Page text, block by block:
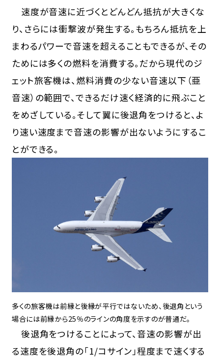
速度が音速に近づくとどんどん抵抗が大きくな
り、さらには衝撃波が発生する。もちろん抵抗を上
まわるパワーで音速を超えることもできるが、その
ためには多くの燃料を消費する。だから現代のジ
ェット旅客機は、燃料消費の少ない音速以下（亜
音速）の範囲で、できるだけ速く経済的に飛ぶこと
をめざしている。そして翼に後退角をつけると、よ
り速い速度まで音速の影響が出ないようにするこ
とができる。
多くの旅客機は前縁と後縁が平行ではないため、後退角という
場合には前縁から25％のラインの角度を示すのが普通だ。
後退角をつけることによって、音速の影響が出
る速度を後退角の「1/コサイン」程度まで速くする